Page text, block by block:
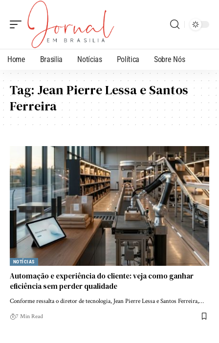
Home Brasilia Notícias Política Sobre Nós
Tag: Jean Pierre Lessa e Santos
Ferreira
NOTÍCIAS
Automação e experiência do cliente: veja como ganhar
eficiência sem perder qualidade
Conforme ressalta o diretor de tecnologia, Jean Pierre Lessa e Santos Ferreira,…
7 Min Read